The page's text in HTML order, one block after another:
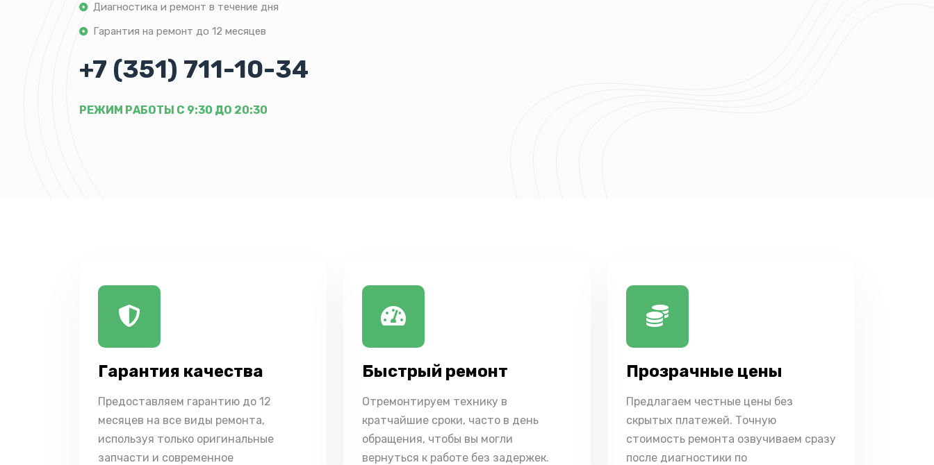
Диагностика и ремонт в течение дня
Гарантия на ремонт до 12 месяцев
+7 (351) 711-10-34
РЕЖИМ РАБОТЫ С 9:30 ДО 20:30
Гарантия качества
Предоставляем гарантию до 12
месяцев на все виды ремонта,
используя только оригинальные
запчасти и современное
Быстрый ремонт
Отремонтируем технику в
кратчайшие сроки, часто в день
обращения, чтобы вы могли
вернуться к работе без задержек.
Прозрачные цены
Предлагаем честные цены без
скрытых платежей. Точную
стоимость ремонта озвучиваем сразу
после диагностики по